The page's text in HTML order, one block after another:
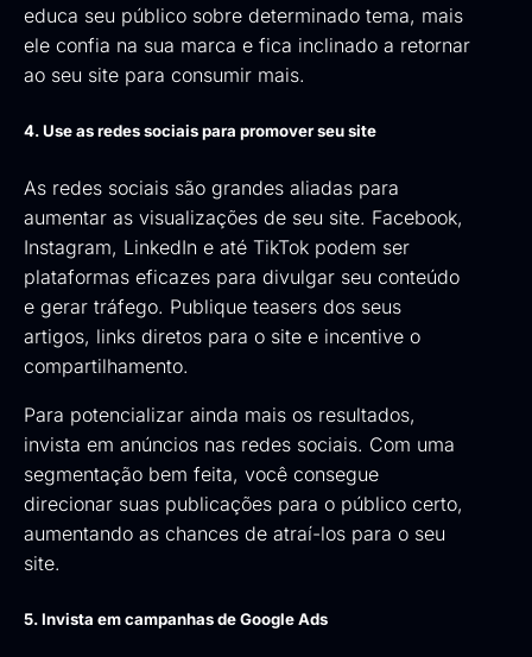
educa seu público sobre determinado tema, mais
ele confia na sua marca e fica inclinado a retornar
ao seu site para consumir mais.
4. Use as redes sociais para promover seu site
As redes sociais são grandes aliadas para
aumentar as visualizações de seu site. Facebook,
Instagram, LinkedIn e até TikTok podem ser
plataformas eficazes para divulgar seu conteúdo
e gerar tráfego. Publique teasers dos seus
artigos, links diretos para o site e incentive o
compartilhamento.
Para potencializar ainda mais os resultados,
invista em anúncios nas redes sociais. Com uma
segmentação bem feita, você consegue
direcionar suas publicações para o público certo,
aumentando as chances de atraí-los para o seu
site.
5. Invista em campanhas de Google Ads